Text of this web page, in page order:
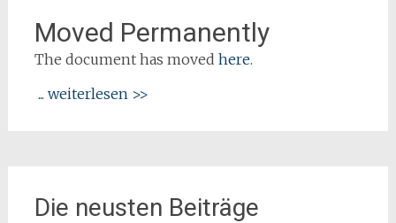
Moved Permanently
The document has moved here.
... weiterlesen >>
Die neusten Beiträge